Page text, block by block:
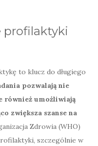
profilaktyki
to klucz do długiego
pozwalają nie
również umożliwiają
zwiększa szanse na
Zdrowia (WHO)
szczególnie w